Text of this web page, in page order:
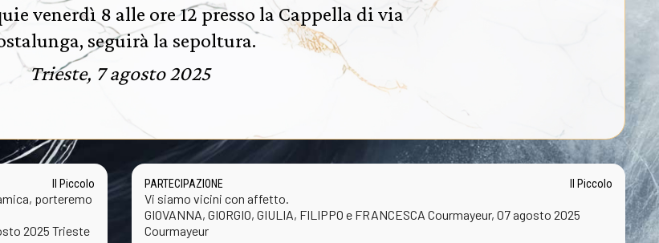
venerdì 8 alle ore 12 presso la Cappella di via
seguirà la sepoltura.
Trieste, 7 agosto 2025
Il Piccolo
porteremo
2025 Trieste
PARTECIPAZIONE Il Piccolo
Vi siamo vicini con affetto.
GIOVANNA, GIORGIO, GIULIA, FILIPPO e FRANCESCA Courmayeur, 07 agosto 2025
Courmayeur